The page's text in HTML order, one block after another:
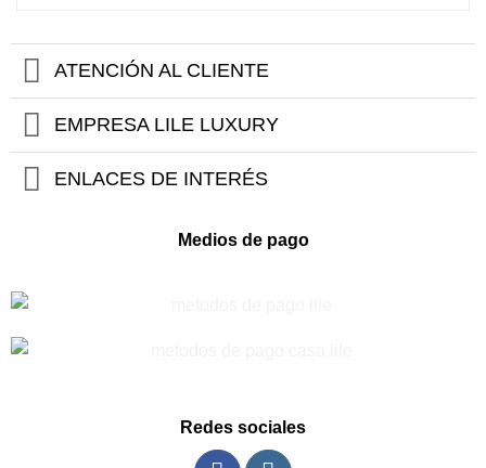
ATENCIÓN AL CLIENTE
EMPRESA LILE LUXURY
ENLACES DE INTERÉS
Medios de pago
Redes sociales